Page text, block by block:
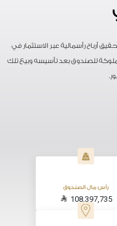
أرباح رأسمالية عبر الاستثمار في
للصندوق بعد تأسيسه وبيع تلك
رأس مال الصندوق
108,397,735